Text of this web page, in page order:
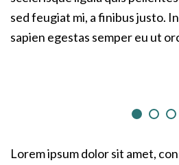
sed feugiat mi, a finibus justo.
sapien egestas semper eu ut
Lorem ipsum dolor sit amet,